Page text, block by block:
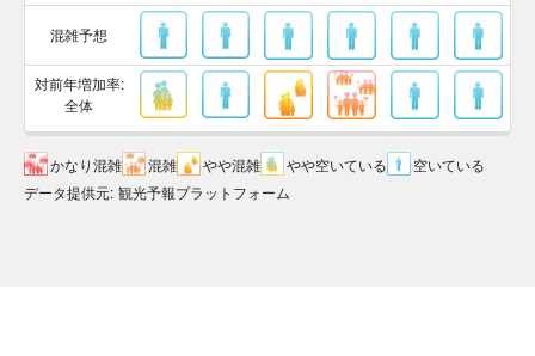
混雑予想
対前年増加率:
全体
かなり混雑 混雑 やや混雑 やや空いている
空いている
データ提供元: 観光予報プラットフォーム